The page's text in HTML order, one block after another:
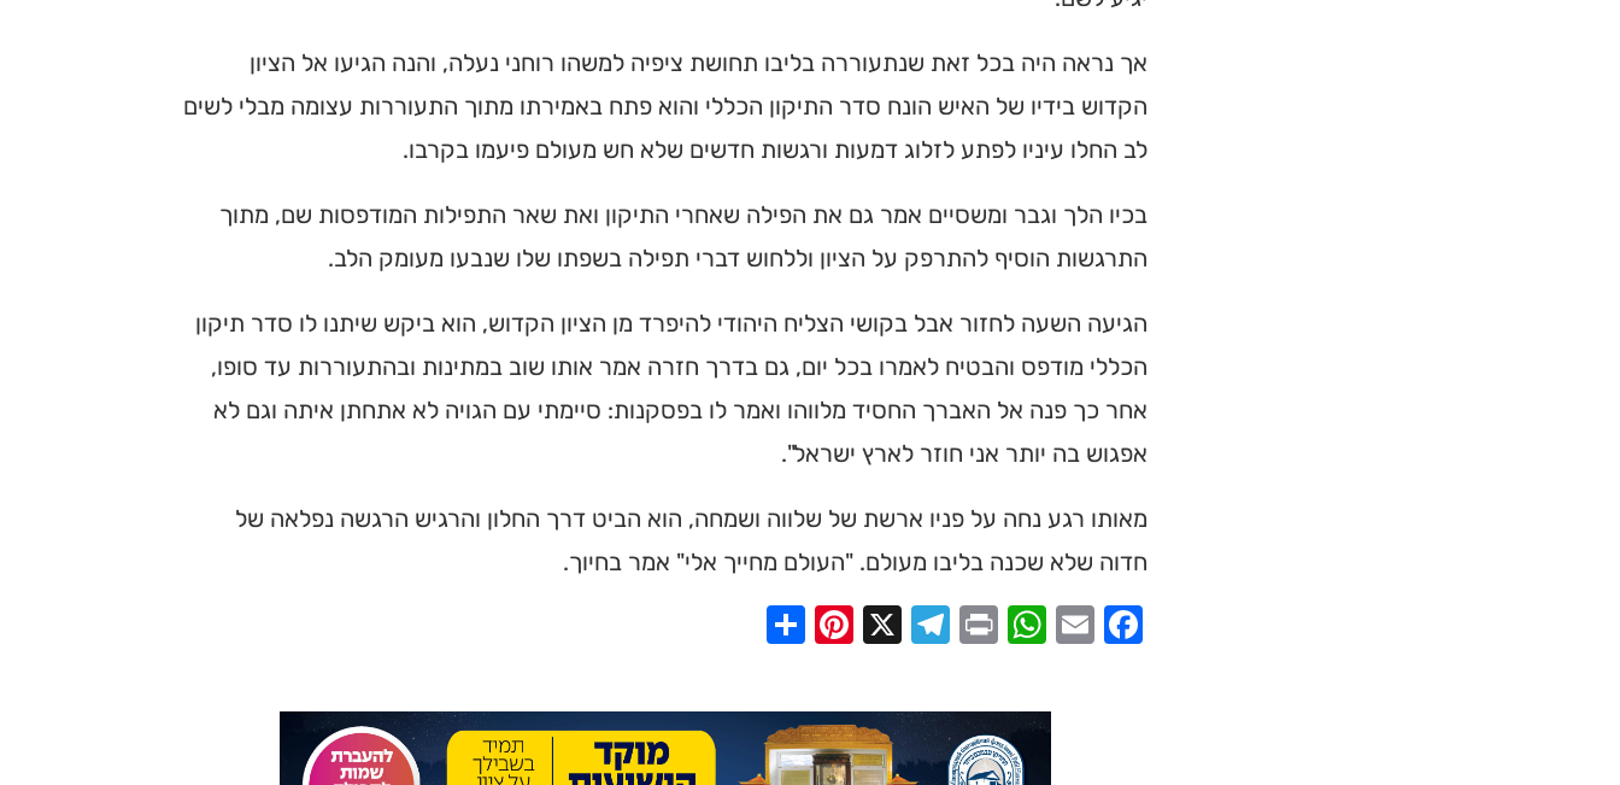
אך נראה היה בכל זאת שנתעוררה בליבו תחושת ציפיה למשהו רוחני נעלה, והנה הגיעו אל הציון
הקדוש בידיו של האיש הונח סדר התיקון הכללי והוא פתח באמירתו מתוך התעוררות עצומה מבלי לשים
לב החלו עיניו לפתע לזלוג דמעות ורגשות חדשים שלא חש מעולם פיעמו בקרבו.
בכיו הלך וגבר ומשסיים אמר גם את הפילה שאחרי התיקון ואת שאר התפילות המודפסות שם, מתוך
התרגשות הוסיף להתרפק על הציון וללחוש דברי תפילה בשפתו שלו שנבעו מעומק הלב.
הגיעה השעה לחזור אבל בקושי הצליח היהודי להיפרד מן הציון הקדוש, הוא ביקש שיתנו לו סדר תיקון
הכללי מודפס והבטיח לאמרו בכל יום, גם בדרך חזרה אמר אותו שוב במתינות ובהתעוררות עד סופו,
אחר כך פנה אל האברך החסיד מלווהו ואמר לו בפסקנות: סיימתי עם הגויה לא אתחתן איתה וגם לא
אפגוש בה יותר אני חוזר לארץ ישראל".
מאותו רגע נחה על פניו ארשת של שלווה ושמחה, הוא הביט דרך החלון והרגיש הרגשה נפלאה של
חדוה שלא שכנה בליבו מעולם. "העולם מחייך אלי" אמר בחיוך.
Facebook
Email
WhatsApp
Print
Telegram
Pinterest